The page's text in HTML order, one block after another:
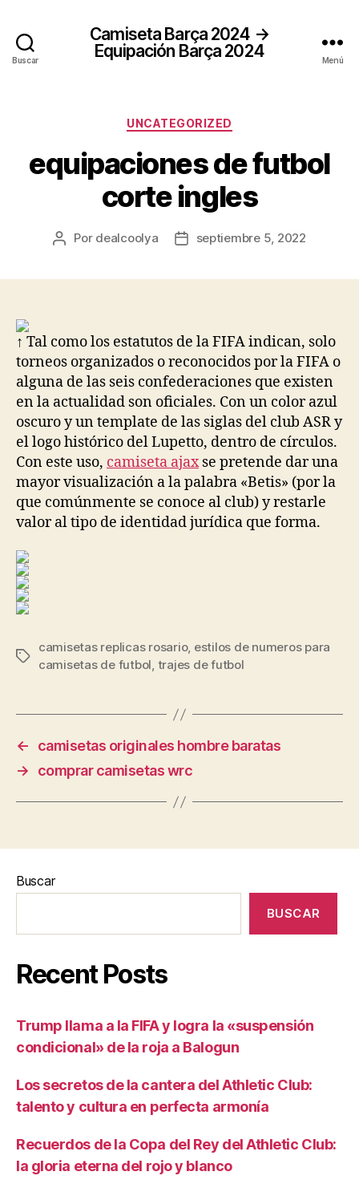
Buscar
Camiseta Barça 2024 →
Equipación Barça 2024
Menú
Categorías
UNCATEGORIZED
equipaciones de futbol
corte ingles
Autor
Por dealcoolya
Fechaseptiembre 5, 2022
↑ Tal como los estatutos de la FIFA indican, solo
torneos organizados o reconocidos por la FIFA o
alguna de las seis confederaciones que existen
en la actualidad son oficiales. Con un color azul
oscuro y un template de las siglas del club ASR y
el logo histórico del Lupetto, dentro de círculos.
Con este uso, camiseta ajaxse pretende dar una
mayor visualización a la palabra «Betis» (por la
que comúnmente se conoce al club) y restarle
valor al tipo de identidad jurídica que forma.
Etiquetas
camisetas replicas rosario, estilos de numeros para
camisetas de futbol, trajes de futbol
←
camisetas originales hombre baratas
→
comprar camisetas wrc
Buscar
BUSCAR
Recent Posts
Trump llama a la FIFA y logra la «suspensión
condicional» de la roja a Balogun
Los secretos de la cantera del Athletic Club:
talento y cultura en perfecta armonía
Recuerdos de la Copa del Rey del Athletic Club:
la gloria eterna del rojo y blanco